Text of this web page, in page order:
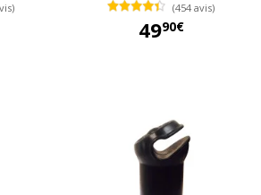
(454 avis)
4990€